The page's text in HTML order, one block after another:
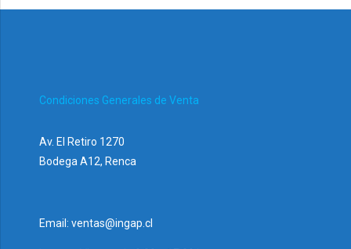
Condiciones Generales de Venta
Av. El Retiro 1270
Bodega A12, Renca
Email: ventas@ingap.cl